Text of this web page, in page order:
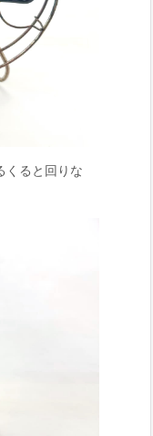
くると回りな